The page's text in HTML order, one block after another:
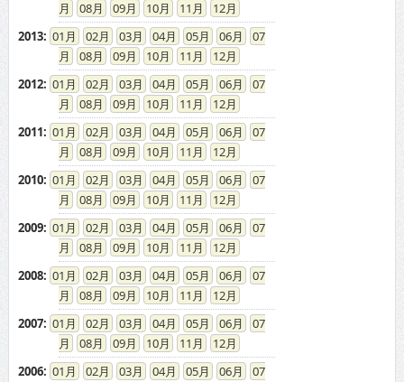
08
09 10 11
12
2013: 01 02 03 04 05 06
07
08
09 10 11
12
2012: 01 02 03 04 05 06
07
08
09 10 11
12
2011: 01 02 03 04 05 06
07
08
09 10 11
12
2010: 01 02 03 04 05 06
07
08
09 10 11
12
2009: 01 02 03 04 05 06
07
08
09 10 11
12
2008: 01 02 03 04 05 06
07
08
09 10 11
12
2007: 01 02 03 04 05 06
07
08
09 10 11
12
2006: 01 02 03 04 05 06
07